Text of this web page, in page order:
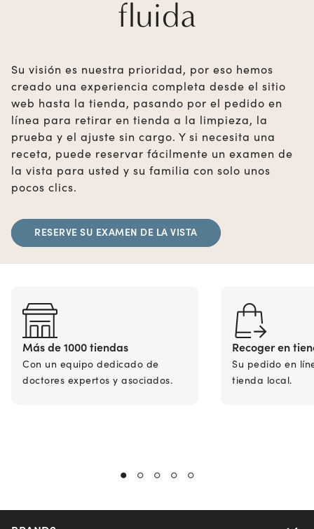
fluida
Su visión es nuestra prioridad, por eso hemos
creado una experiencia completa desde el sitio
web hasta la tienda, pasando por el pedido en
línea para retirar en tienda a la limpieza, la
prueba y el ajuste sin cargo. Y si necesita una
receta, puede reservar fácilmente un examen de
la vista para usted y su familia con solo unos
pocos clics.
RESERVE SU EXAMEN DE LA VISTA
Más de 1000 tiendas
Con un equipo dedicado de
doctores expertos y asociados.
Recoger en
Su pedido en
tienda local.